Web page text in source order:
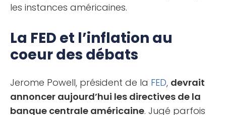
les instances américaines.
La FED et l’inflation au
coeur des débats
Jerome Powell, président de la FED, devrait
annoncer aujourd’hui les directives de la
banque centrale américaine. Jugé parfois